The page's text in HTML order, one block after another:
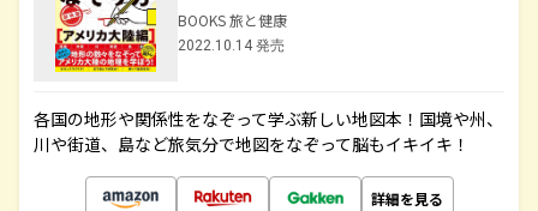
BOOKS 旅と健康
2022.10.14 発売
各国の地形や関係性をなぞって学ぶ新しい地図本！国境や州、
川や街道、島など旅気分で地図をなぞって脳もイキイキ！
詳細を見る